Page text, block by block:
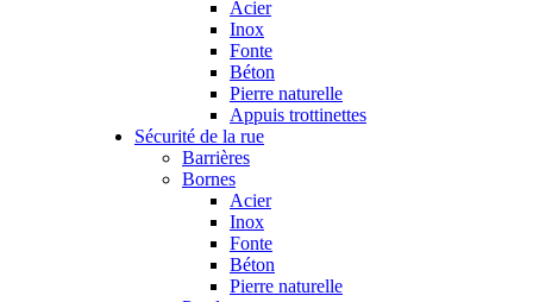
Acier
Inox
Fonte
Béton
Pierre naturelle
Appuis trottinettes
Sécurité de la rue
Barrières
Bornes
Acier
Inox
Fonte
Béton
Pierre naturelle